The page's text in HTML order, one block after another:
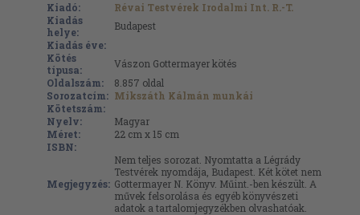
Kiadó:
Révai Testvérek Irodalmi Int. R.-T.
Kiadás
helye:
Budapest
Kiadás éve:
Kötés
típusa:
Vászon Gottermayer kötés
Oldalszám:
8.857 oldal
Sorozatcím: Mikszáth Kálmán munkái
Kötetszám:
Nyelv:
Magyar
Méret:
22 cm x 15 cm
ISBN:
Megjegyzés:
Nem teljes sorozat. Nyomtatta a Légrády
Testvérek nyomdája, Budapest. Két kötet nem
Gottermayer N. Könyv. Műint.-ben készült. A
művek felsorolása és egyéb könyvészeti
adatok a tartalomjegyzékben olvashatóak.